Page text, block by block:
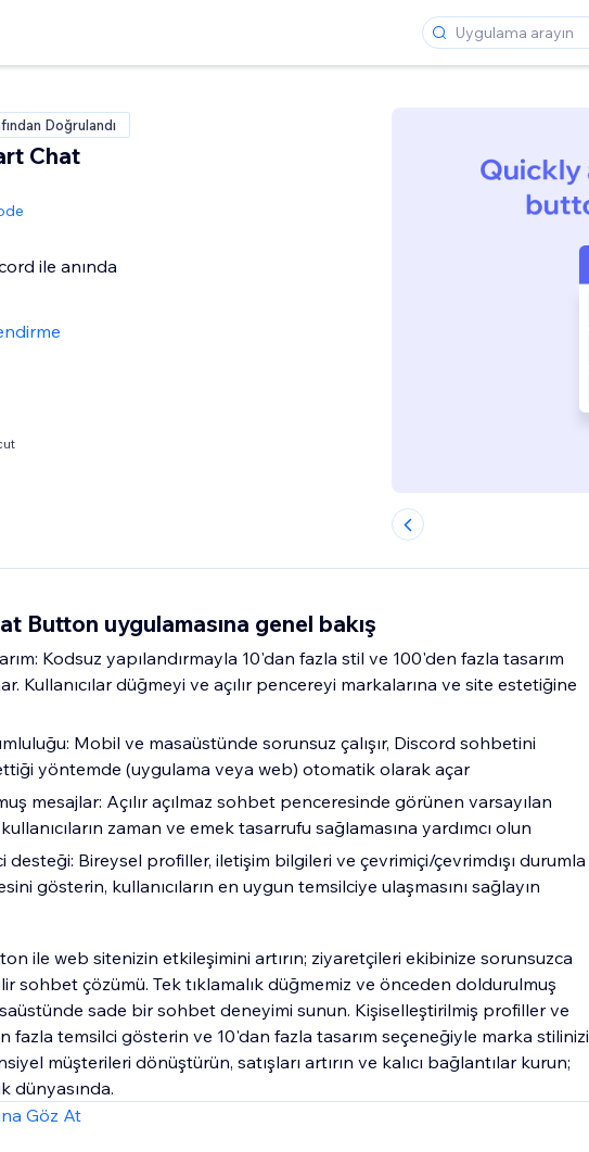
Doğrulandı
Chat
ile anında
Button uygulamasına genel bakış
Kodsuz yapılandırmayla 10'dan fazla stil ve 100'den fazla tasarım
Kullanıcılar düğmeyi ve açılır pencereyi markalarına ve site estetiğine
Mobil ve masaüstünde sorunsuz çalışır, Discord sohbetini
yöntemde (uygulama veya web) otomatik olarak açar
mesajlar: Açılır açılmaz sohbet penceresinde görünen varsayılan
zaman ve emek tasarrufu sağlamasına yardımcı olun
desteği: Bireysel profiller, iletişim bilgileri ve çevrimiçi/çevrimdışı durumla
gösterin, kullanıcıların en uygun temsilciye ulaşmasını sağlayın
ile web sitenizin etkileşimini artırın; ziyaretçileri ekibinize sorunsuzca
sohbet çözümü. Tek tıklamalık düğmemiz ve önceden doldurulmuş
sade bir sohbet deneyimi sunun. Kişiselleştirilmiş profiller ve
fazla temsilci gösterin ve 10'dan fazla tasarım seçeneğiyle marka stilinizi
müşterileri dönüştürün, satışları artırın ve kalıcı bağlantılar kurun;
dünyasında.
Göz At